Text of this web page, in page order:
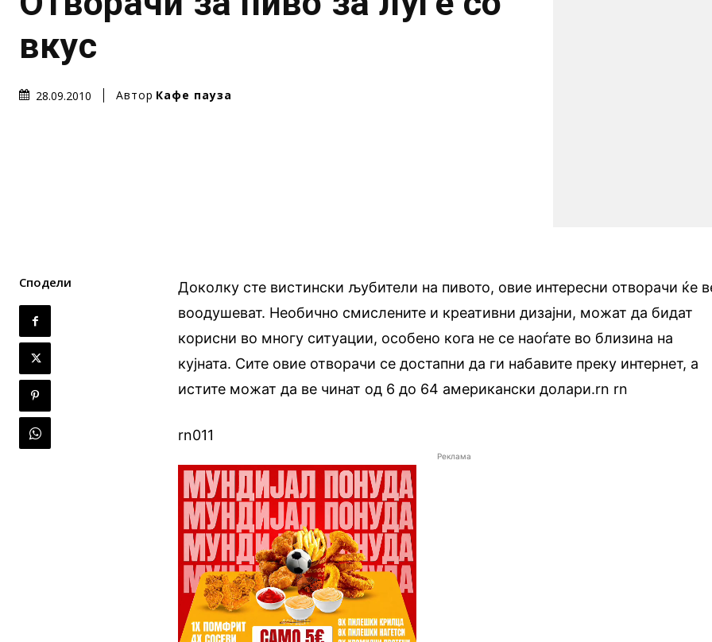
вкус
28.09.2010 Автор Кафе пауза
Сподели
Доколку сте вистински љубители на пивото, овие интересни отворачи ќе
воодушеват. Необично смислените и креативни дизајни, можат да бидат
корисни во многу ситуации, особено кога не се наоѓате во близина на
кујната. Сите овие отворачи се достапни да ги набавите преку интернет, а
истите можат да ве чинат од 6 до 64 американски долари.rn rn
rn011
Реклама